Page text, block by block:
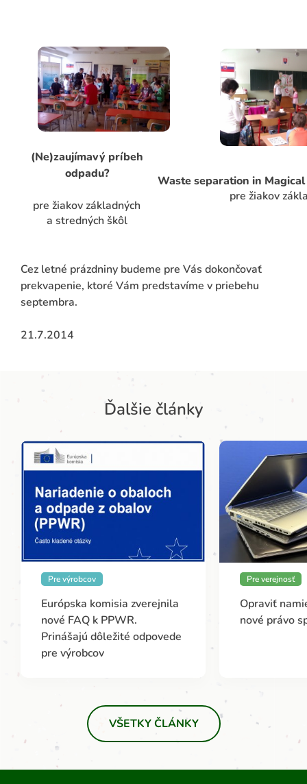
(Ne)zaujímavý príbeh
odpadu?
pre žiakov základných
a stredných škôl
Waste separation in
pre žiakov
Cez letné prázdniny budeme pre Vás dokončovať
prekvapenie, ktoré Vám predstavíme v priebehu
septembra.
21.7.2014
Ďalšie články
Pre výrobcov
Európska komisia zverejnila
nové FAQ k PPWR.
Prinášajú dôležité odpovede
pre výrobcov
Pre verejnosť
Opraviť
nové právo
VŠETKY ČLÁNKY